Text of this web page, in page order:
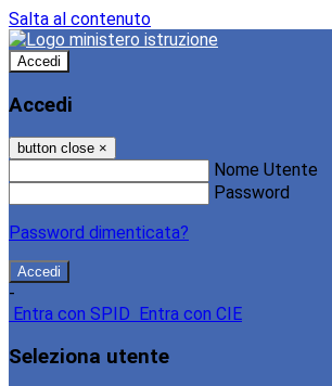
Salta al contenuto
Accedi
Accedi
button close ×
Nome Utente
Password
Password dimenticata?
-
Entra con SPID
Entra con CIE
Seleziona utente